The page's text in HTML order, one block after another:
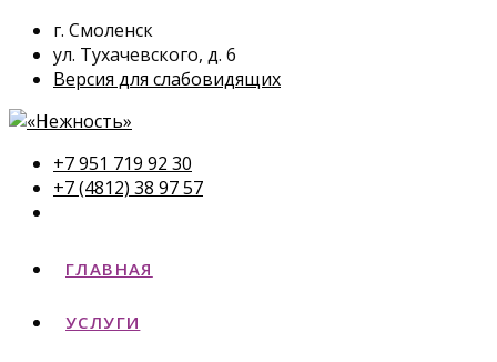
г. Смоленск
ул. Тухачевского, д. 6
Версия для слабовидящих
+7 951 719 92 30
+7 (4812) 38 97 57
ГЛАВНАЯ
УСЛУГИ